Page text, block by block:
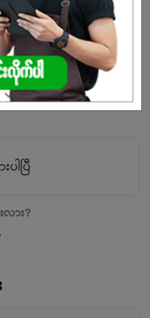
2019၊2020 ဆုရှင်၊
ကိုင်ရန် အကောင်းဆုံး ကုမ္ပဏီ
ြန်ဆုံး ISP ၏ Home of
No. GlobalNet
2023 မှာ The Asian
အက်ပ်နှင့် အွန်လိုင်း
ါပြီ
ား?